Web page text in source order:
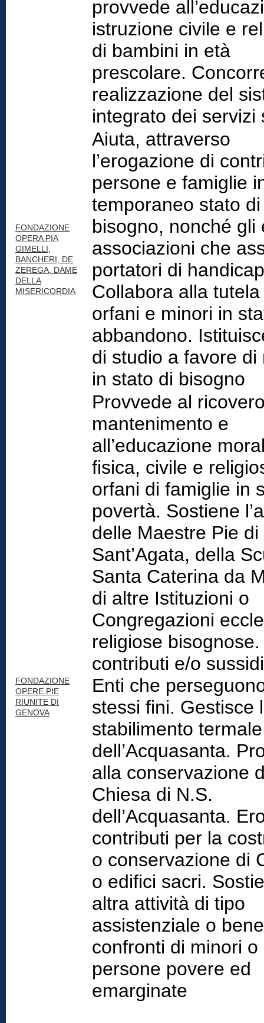
provvede
istruzione civile e
di bambini in età
prescolare.
realizzazione del
integrato dei servizi
FONDAZIONE
OPERA PIA
GIMELLI,
BANCHERI, DE
ZEREGA, DAME
DELLA
MISERICORDIA
Aiuta, attraverso
l’erogazione di
persone e famiglie
temporaneo stato di
bisogno, nonché gli
associazioni che
portatori di
Collabora alla
orfani e minori in
abbandono.
di studio a favore di
in stato di bisogno
FONDAZIONE
OPERE PIE
RIUNITE DI
GENOVA
Provvede al
mantenimento e
all’educazione
fisica, civile e
orfani di famiglie in
povertà. Sostiene
delle Maestre Pie di
Sant’Agata, della
Santa Caterina da
di altre Istituzioni o
Congregazioni
religiose
contributi e/o
Enti che
stessi fini. Gestisce
stabilimento termale
dell’Acquasanta.
alla conservazione
Chiesa di N.S.
dell’Acquasanta.
contributi per la
o conservazione di
o edifici sacri.
altra attività di tipo
assistenziale o
confronti di minori o
persone povere ed
emarginate